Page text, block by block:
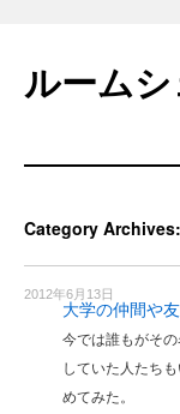
content
ルーム
Category Archives:
2012年6月13日
大学の仲間や
今では誰もがそ
していた人たち
めてみた。